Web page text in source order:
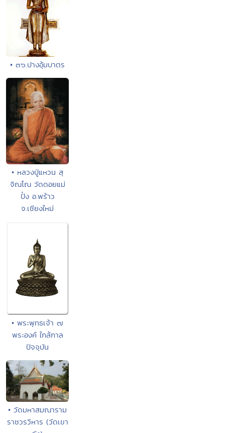
• ๓๖.ปางอุ้มบาตร
• หลวงปู่แหวน สุ
จิณโณ วัดดอยแม่
ปั๋ง อ.พร้าว
จ.เชียงใหม่
• พระพุทธเจ้า ๗
พระองค์ ใกล้กาล
ปัจจุบัน
• วัดมหาสมณาราม
ราชวรวิหาร (วัดเขา